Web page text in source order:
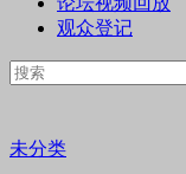
观众登记
未分类